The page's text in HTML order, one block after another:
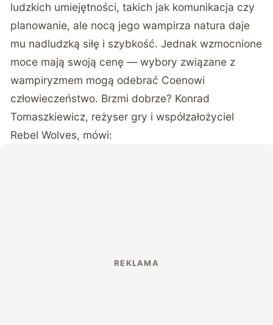
ludzkich umiejętności, takich jak komunikacja czy
planowanie, ale nocą jego wampirza natura daje
mu nadludzką siłę i szybkość. Jednak wzmocnione
moce mają swoją cenę — wybory związane z
wampiryzmem mogą odebrać Coenowi
człowieczeństwo. Brzmi dobrze? Konrad
Tomaszkiewicz, reżyser gry i współzałożyciel
Rebel Wolves, mówi: